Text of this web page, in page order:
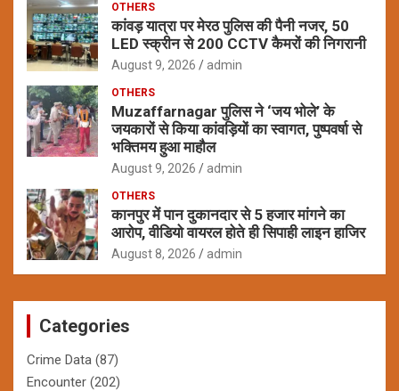
OTHERS
कांवड़ यात्रा पर मेरठ पुलिस की पैनी नजर, 50
LED स्क्रीन से 200 CCTV कैमरों की निगरानी
August 9, 2026 admin
OTHERS
Muzaffarnagar पुलिस ने ‘जय भोले’ के
जयकारों से किया कांवड़ियों का स्वागत, पुष्पवर्षा से
भक्तिमय हुआ माहौल
August 9, 2026 admin
OTHERS
कानपुर में पान दुकानदार से 5 हजार मांगने का
आरोप, वीडियो वायरल होते ही सिपाही लाइन हाजिर
August 8, 2026 admin
Categories
Crime Data (87)
Encounter (202)